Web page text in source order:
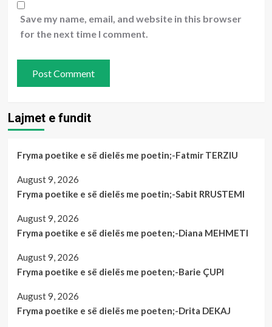
Save my name, email, and website in this browser
for the next time I comment.
Lajmet e fundit
Fryma poetike e së dielës me poetin;-Fatmir TERZIU
August 9, 2026
Fryma poetike e së dielës me poetin;-Sabit RRUSTEMI
August 9, 2026
Fryma poetike e së dielës me poeten;-Diana MEHMETI
August 9, 2026
Fryma poetike e së dielës me poeten;-Barie ÇUPI
August 9, 2026
Fryma poetike e së dielës me poeten;-Drita DEKAJ